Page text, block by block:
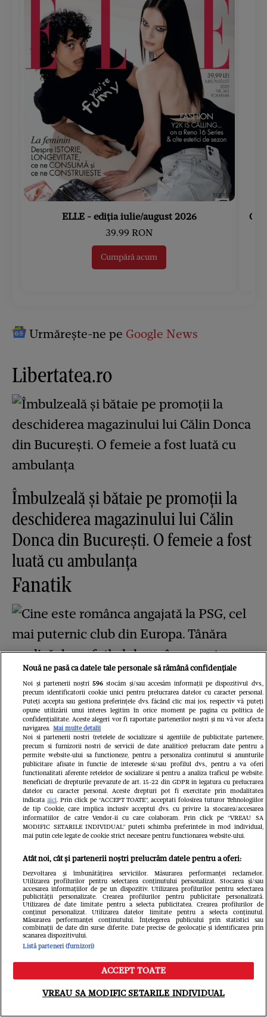
ELLE - ediția iulie/august 2026
39.99 RON
Cumpără acum
Urmărește-ne pe Google News
Libertatea.ro
Îmbulzeală și bătaie pe promoții la
deschiderea magazinului lui Călin
Donca din București. O femeie a fost
luată cu ambulanța
Fanatik
Cine este românca angajată la PSG,
cel mai puternic club din Europa.
Tânăra explică de ce fotbalul
românesc este mult în spatele celui
din Occident
GSP.ro
Ghencea superbă: reprezentanta
României la „Miss Universe” și-a
susținut favoritul din tribune, la
FCSB - FC Argeș
Redactia.ro
Meniu Caută
Nouă ne pasă ca datele tale personale să rămână confidențiale
Noi și partenerii noștri 596stocăm și/sau accesăm informații pe dispozitivul dvs.,
precum identificatorii cookie unici pentru prelucrarea datelor cu caracter personal.
Puteți accepta sau gestiona preferințele dvs. făcând clic mai jos, respectiv vă puteți
opune utilizării unui interes legitim în orice moment pe pagina cu politica de
confidențialitate. Aceste alegeri vor fi raportate partenerilor noștri și nu vă vor afecta
navigarea. Mai multe detalii
Noi si partenerii nostri (retelele de socializare si agentiile de publicitate partenere,
precum si furnizorii nostri de servicii de date analitice) prelucram date pentru a
permite website-ului sa functioneze, pentru a personaliza continutul si anunturile
publicitare afisate in functie de interesele si/sau profilul dvs., pentru a va oferi
functionalitati aferente retelelor de socializare si pentru a analiza traficul pe website.
Beneficiati de drepturile prevazute de art. 15-22 din GDPR in legatura cu prelucrarea
datelor cu caracter personal. Aceste drepturi pot fi exercitate prin modalitatea
indicataaici. Prin click pe “ACCEPT TOATE”, acceptati folosirea tuturor Tehnologiilor
de tip Cookie, care implica inclusiv acceptul dvs. cu privire la stocarea/accesarea
informatiilor de catre Vendor-ii cu care colaboram. Prin click pe “VREAU SA
MODIFIC SETARILE INDIVIDUAL” puteti schimba preferintele in mod individual,
mai putin cele legate de cookie strict necesare pentru functionarea website-ului.
Atât noi, cât și partenerii noștri prelucrăm datele pentru a oferi:
Dezvoltarea și îmbunătățirea serviciilor. Măsurarea performanței reclamelor.
Utilizarea profilurilor pentru selectarea conținutului personalizat. Stocarea și/sau
accesarea informațiilor de pe un dispozitiv. Utilizarea profilurilor pentru selectarea
publicității personalizate. Crearea profilurilor pentru publicitate personalizată.
Utilizarea de date limitate pentru a selecta publicitatea. Crearea profilurilor de
conținut personalizat. Utilizarea datelor limitate pentru a selecta conținutul.
Măsurarea performanței conținutului. Înțelegerea publicului prin statistici sau
combinații de date din surse diferite. Date precise de geolocație și identificarea prin
scanarea dispozitivului.
Listă parteneri (furnizori)
ACCEPT TOATE
VREAU SA MODIFIC SETARILE INDIVIDUAL